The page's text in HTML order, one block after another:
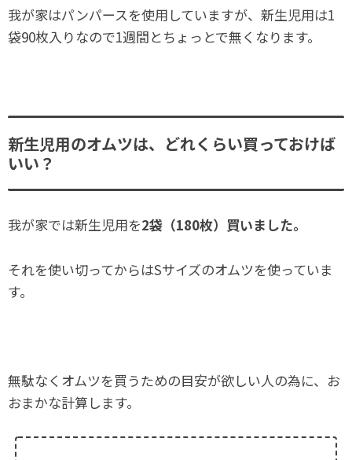
我が家はパンパースを使用していますが、新生児用は1
袋90枚入りなので1週間とちょっとで無くなります。
新生児用のオムツは、どれくらい買っておけば
いい？
我が家では新生児用を2袋（180枚）買いました。
それを使い切ってからはSサイズのオムツを使っていま
す。
無駄なくオムツを買うための目安が欲しい人の為に、お
おまかな計算します。